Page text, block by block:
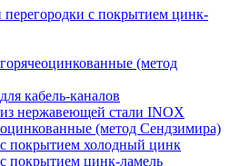
перегородки с покрытием цинк-
(метод
кабель-каналов
нержавеющей стали INOX
(метод Сендзимира)
покрытием холодный цинк
покрытием цинк-ламель